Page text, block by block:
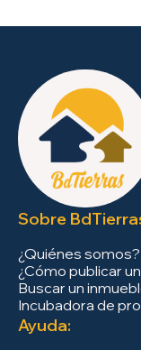
Sobre
¿Quiénes somos?
¿Cómo publicar
Buscar un
Incubadora de
Ayuda: